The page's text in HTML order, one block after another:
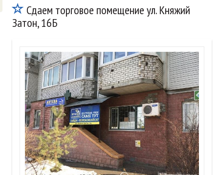
Сдаем торговое помещение ул. Княжий
Затон, 16Б